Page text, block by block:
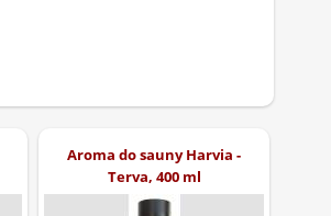
Aroma do sauny Harvia -
Terva, 400 ml